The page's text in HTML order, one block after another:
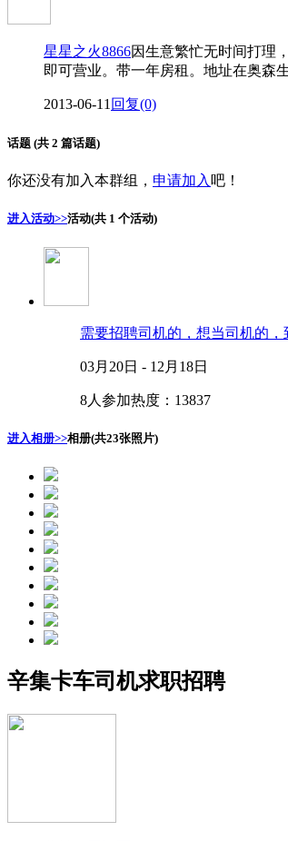
星星之火8866因生意繁忙无时间打理
即可营业。带一年房租。地址在奥森
2013-06-11回复(0)
话题 (共 2 篇话题)
你还没有加入本群组， 申请加入 吧！
进入活动>>活动(共 1 个活动)
需要招聘司机的，想当司机的，
03月20日 - 12月18日
8人参加热度：13837
进入相册>>相册(共23张照片)
辛集卡车司机求职招聘